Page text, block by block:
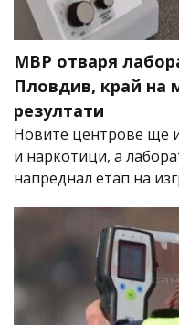
МВР отваря
Пловдив, край на
резултати
Новите центрове ще
и наркотици, а
напреднал етап на